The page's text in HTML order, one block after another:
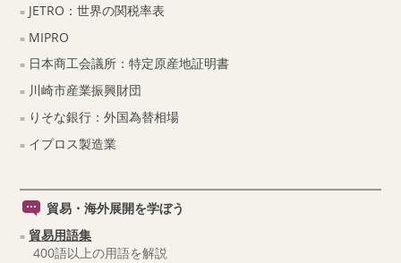
JETRO：世界の関税率表
MIPRO
日本商工会議所：特定原産地証明書
川崎市産業振興財団
りそな銀行：外国為替相場
イプロス製造業
貿易・海外展開を学ぼう
貿易用語集
400語以上の用語を解説